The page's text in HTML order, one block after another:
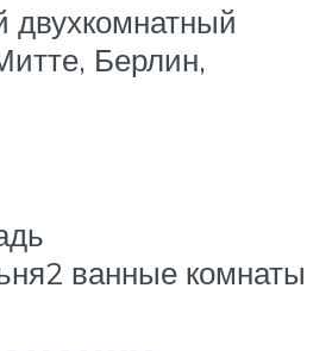
Берлин,
ванные комнаты